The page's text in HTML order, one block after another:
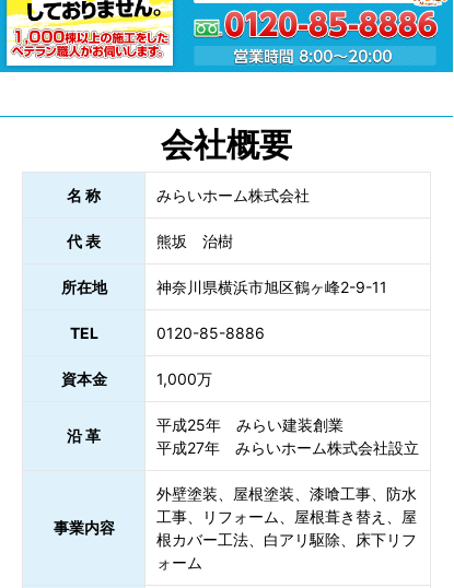
会社概要
名 称 みらいホーム株式会社
代 表 熊坂 治樹
所在地 神奈川県横浜市旭区鶴ヶ峰2-9-11
TEL 0120-85-8886
資本金 1,000万
沿 革
平成25年 みらい建装創業
平成27年 みらいホーム株式会社設立
事業内容
外壁塗装、屋根塗装、漆喰工事、防水
工事、リフォーム、屋根葺き替え、屋
根カバー工法、白アリ駆除、床下リフ
ォーム